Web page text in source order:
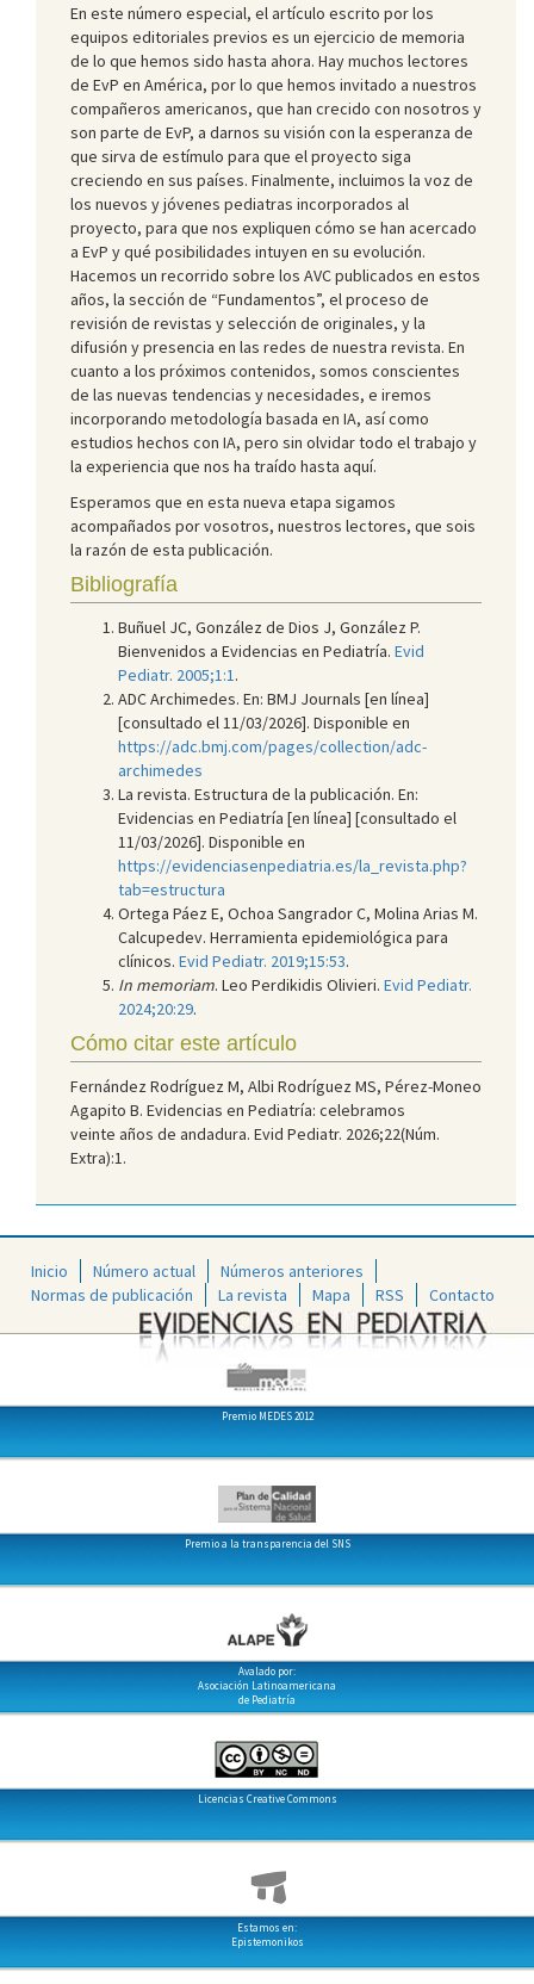
En este número especial, el artículo escrito por los
equipos editoriales previos es un ejercicio de memoria
de lo que hemos sido hasta ahora. Hay muchos lectores
de EvP en América, por lo que hemos invitado a nuestros
compañeros americanos, que han crecido con nosotros y
son parte de EvP, a darnos su visión con la esperanza de
que sirva de estímulo para que el proyecto siga
creciendo en sus países. Finalmente, incluimos la voz de
los nuevos y jóvenes pediatras incorporados al
proyecto, para que nos expliquen cómo se han acercado
a EvP y qué posibilidades intuyen en su evolución.
Hacemos un recorrido sobre los AVC publicados en estos
años, la sección de “Fundamentos”, el proceso de
revisión de revistas y selección de originales, y la
difusión y presencia en las redes de nuestra revista. En
cuanto a los próximos contenidos, somos conscientes
de las nuevas tendencias y necesidades, e iremos
incorporando metodología basada en IA, así como
estudios hechos con IA, pero sin olvidar todo el trabajo y
la experiencia que nos ha traído hasta aquí.
Esperamos que en esta nueva etapa sigamos
acompañados por vosotros, nuestros lectores, que sois
la razón de esta publicación.
Bibliografía
Buñuel JC, González de Dios J, González P.
Bienvenidos a Evidencias en Pediatría. Evid
Pediatr. 2005;1:1 .
ADC Archimedes. En: BMJ Journals [en línea]
[consultado el 11/03/2026]. Disponible en
https://adc.bmj.com/pages/collection/adc-
archimedes
La revista. Estructura de la publicación. En:
Evidencias en Pediatría [en línea] [consultado el
11/03/2026]. Disponible en
https://evidenciasenpediatria.es/la_revista.php?
tab=estructura
Ortega Páez E, Ochoa Sangrador C, Molina Arias M.
Calcupedev. Herramienta epidemiológica para
clínicos. Evid Pediatr. 2019;15:53.
In memoriam. Leo Perdikidis Olivieri. Evid Pediatr.
2024;20:29.
Cómo citar este artículo
Fernández Rodríguez M, Albi Rodríguez MS, Pérez-Moneo
Agapito B. Evidencias en Pediatría: celebramos
veinte años de andadura. Evid Pediatr. 2026;22(Núm.
Extra):1.
Inicio Número actual
Números anteriores
Normas de publicación
La revista Mapa RSS Contacto
Premio MEDES 2012
Premio a la transparencia del SNS
Avalado por:
Asociación Latinoamericana
de Pediatría
Licencias Creative Commons
Estamos en:
Epistemonikos